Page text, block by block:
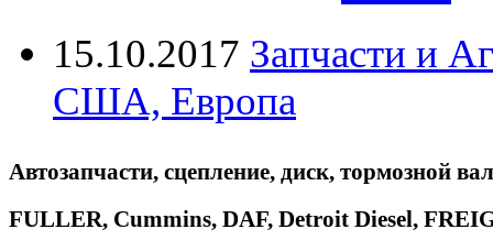
15.10.2017 Запчасти и
США, Европа
Автозапчасти, сцепление, диск, тормозной
FULLER, Cummins, DAF, Detroit Diesel,